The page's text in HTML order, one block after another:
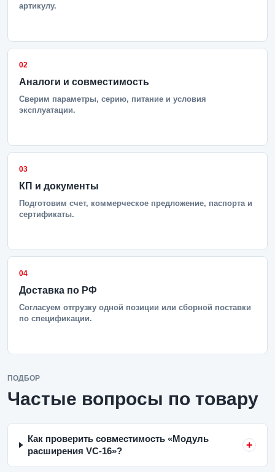
артикулу.
02
Аналоги и совместимость
Сверим параметры, серию, питание и условия
эксплуатации.
03
КП и документы
Подготовим счет, коммерческое предложение, паспорта и
сертификаты.
04
Доставка по РФ
Согласуем отгрузку одной позиции или сборной поставки
по спецификации.
ПОДБОР
Частые вопросы по товару
Как проверить совместимость «Модуль
расширения VC-16»?